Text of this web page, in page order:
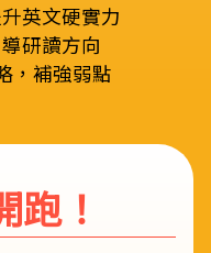
英文硬實力
研讀方向
，補強弱點
跑！